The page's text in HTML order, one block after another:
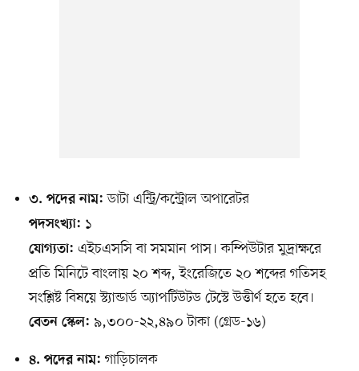
৩. পদের নাম: ডাটা এন্ট্রি/কন্ট্রোল অপারেটর
পদসংখ্যা: ১
যোগ্যতা: এইচএসসি বা সমমান পাস। কম্পিউটার মুদ্রাক্ষরে
প্রতি মিনিটে বাংলায় ২০ শব্দ, ইংরেজিতে ২০ শব্দের গতিসহ
সংশ্লিষ্ট বিষয়ে স্ট্যান্ডার্ড অ্যাপটিউটড টেস্টে উত্তীর্ণ হতে হবে।
বেতন স্কেল: ৯,৩০০-২২,৪৯০ টাকা (গ্রেড-১৬)
৪. পদের নাম: গাড়িচালক